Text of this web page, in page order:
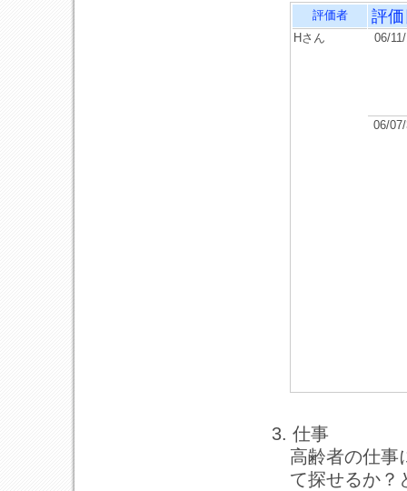
評価者 評
Hさん 06/
06/
3. 仕事
高齢者の仕事
て探せるか？